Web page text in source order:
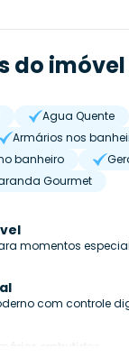
do imóvel
Agua Quente
Armários nos
banheiro
Gourmet
momentos
com controle
embutidos.